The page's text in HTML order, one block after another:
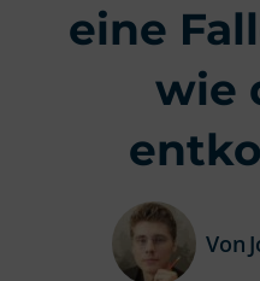
eine
wie
Von